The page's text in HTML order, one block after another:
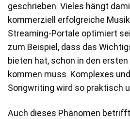
geschrieben. Vieles hängt
kommerziell erfolgreiche
Streaming-Portale optimiert
zum Beispiel, dass das
bieten hat, schon in den ersten
kommen muss. Komplexes
Songwriting wird so praktisch
Auch dieses Phänomen